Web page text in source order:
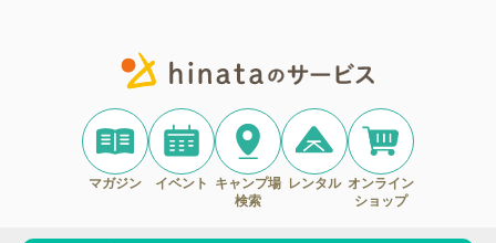
マガジン イベント
キャンプ場
検索
レンタル オンライン
ショップ